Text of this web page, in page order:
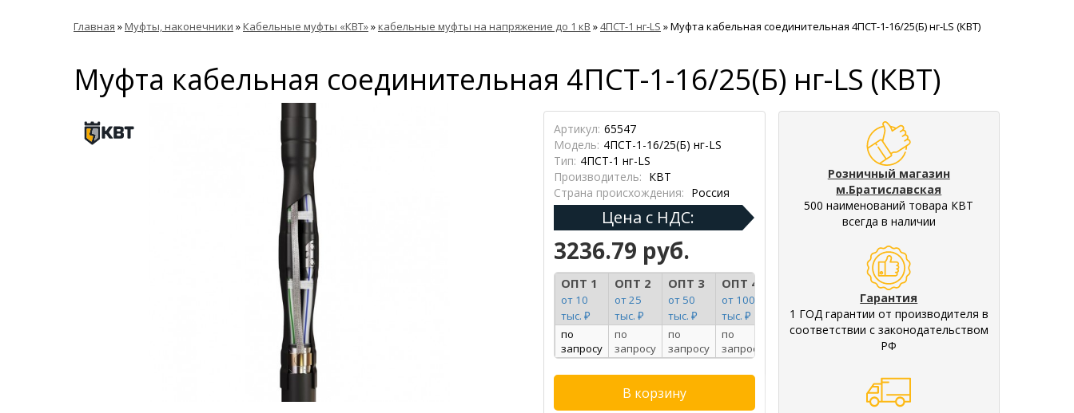
Главная »Муфты, наконечники »Кабельные муфты «КВТ»»кабельные муфты на напряжение до 1 кВ »4ПСТ-1 нг-LS »Муфта кабельная соединительная 4ПСТ-1-16/25(Б) нг-LS (КВТ)
Муфта кабельная соединительная 4ПСТ-1-16/25(Б) нг-LS (КВТ)
Артикул: 65547
Модель: 4ПСТ-1-16/25(Б) нг-LS
Тип: 4ПСТ-1 нг-LS
Производитель: КВТ
Страна происхождения: Россия
Цена с НДС:
3236.79 руб.
ОПТ 1
от 10
тыс. ₽
ОПТ 2
от 25
тыс. ₽
ОПТ 3
от 50
тыс. ₽
ОПТ 4
от 100
тыс. ₽
по
запросу
по
запросу
по
запросу
по
запросу
Розничный магазин
м.Братиславская
500 наименований товара КВТ
всегда в наличии
Гарантия
1 ГОД гарантии от производителя в
соответствии с законодательством
РФ